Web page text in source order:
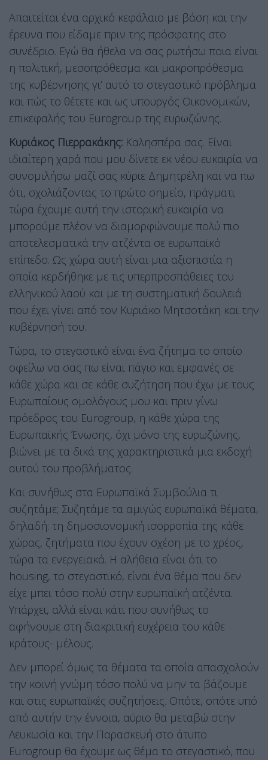
Απαιτείται ένα αρχικό κεφάλαιο με βάση και την
έρευνα που είδαμε πριν της πρόσφατης στο
συνέδριο. Εγώ θα ήθελα να σας ρωτήσω ποια είναι
η πολιτική, μεσοπρόθεσμα και μακροπρόθεσμα
της κυβέρνησης γι’ αυτό το στεγαστικό πρόβλημα
και πώς το θέτετε και ως υπουργός Οικονομικών,
επικεφαλής του Eurogroup της ευρωζώνης.
Κυριάκος Πιερρακάκης: Καλησπέρα σας. Είναι
ιδιαίτερη χαρά που μου δίνετε εκ νέου ευκαιρία να
συνομιλήσω μαζί σας κύριε Δημητρέλη και να πω
ότι, σχολιάζοντας το πρώτο σημείο, πράγματι
τώρα έχουμε αυτή την ιστορική ευκαιρία να
μπορούμε πλέον να διαμορφώνουμε πολύ πιο
αποτελεσματικά την ατζέντα σε ευρωπαϊκό
επίπεδο. Ως χώρα αυτή είναι μια αξιοπιστία η
οποία κερδήθηκε με τις υπερπροσπάθειες του
ελληνικού λαού και με τη συστηματική δουλειά
που έχει γίνει από τον Κυριάκο Μητσοτάκη και την
κυβέρνησή του.
Τώρα, το στεγαστικό είναι ένα ζήτημα το οποίο
οφείλω να σας πω είναι πάγιο και εμφανές σε
κάθε χώρα και σε κάθε συζήτηση που έχω με τους
Ευρωπαίους ομολόγους μου και πριν γίνω
πρόεδρος του Eurogroup, η κάθε χώρα της
Ευρωπαϊκής Ένωσης, όχι μόνο της ευρωζώνης,
βιώνει με τα δικά της χαρακτηριστικά μια εκδοχή
αυτού του προβλήματος.
Και συνήθως στα Ευρωπαϊκά Συμβούλια τι
συζητάμε; Συζητάμε τα αμιγώς ευρωπαϊκά θέματα,
δηλαδή: τη δημοσιονομική ισορροπία της κάθε
χώρας, ζητήματα που έχουν σχέση με το χρέος,
τώρα τα ενεργειακά. Η αλήθεια είναι ότι το
housing, το στεγαστικό, είναι ένα θέμα που δεν
είχε μπει τόσο πολύ στην ευρωπαϊκή ατζέντα.
Υπάρχει, αλλά είναι κάτι που συνήθως το
αφήνουμε στη διακριτική ευχέρεια του κάθε
κράτους- μέλους.
Δεν μπορεί όμως τα θέματα τα οποία απασχολούν
την κοινή γνώμη τόσο πολύ να μην τα βάζουμε
και στις ευρωπαϊκές συζητήσεις. Οπότε, οπότε υπό
από αυτήν την έννοια, αύριο θα μεταβώ στην
Λευκωσία και την Παρασκευή στο άτυπο
Eurogroup θα έχουμε ως θέμα το στεγαστικό, που